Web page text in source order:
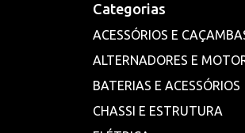
Categorias
ACESSÓRIOS E
ALTERNADORES E
BATERIAS E ACESSÓRIOS
CHASSI E ESTRUTURA